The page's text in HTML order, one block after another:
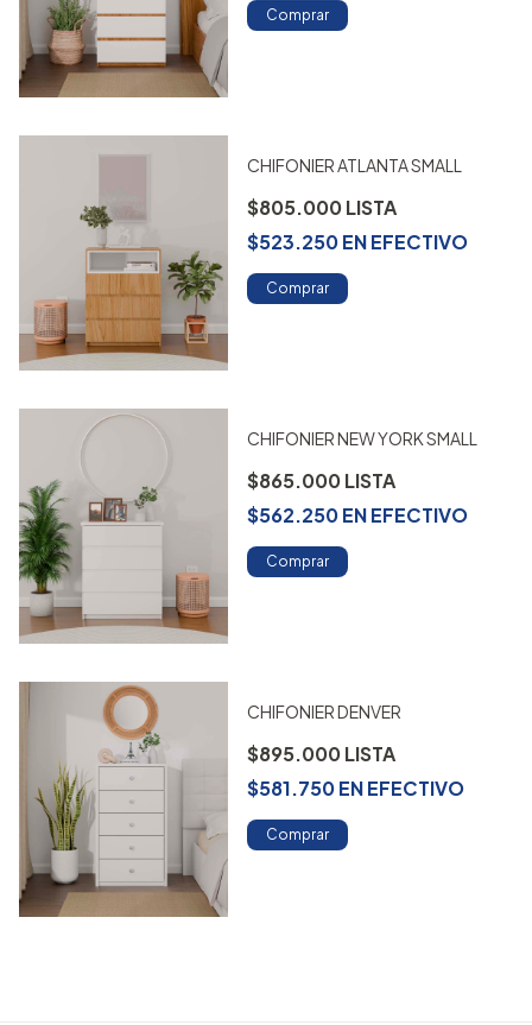
Comprar
CHIFONIER ATLANTA SMALL
$805.000
$523.250ENEFECTIVO
Comprar
CHIFONIER NEW YORK SMALL
$865.000
$562.250ENEFECTIVO
Comprar
CHIFONIER DENVER
$895.000
$581.750ENEFECTIVO
Comprar